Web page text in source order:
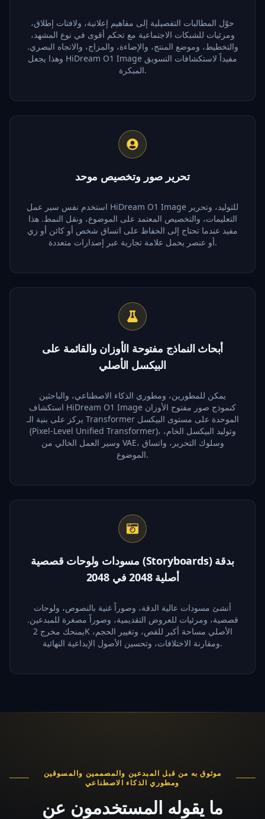
حوّل المطالبات التفصيلية إلى مفاهيم إعلانية، ولافتات إطلاق،
ومرئيات للشبكات الاجتماعية مع تحكم أقوى في نوع المشهد،
والتخطيط، وموضع المنتج، والإضاءة، والمزاج، والاتجاه البصري.
وهذا يجعل HiDream O1 Image مفيداً لاستكشافات التسويق
المبكرة.
تحرير صور وتخصيص موحد
استخدم نفس سير عمل HiDream O1 Image للتوليد، وتحرير
التعليمات، والتخصيص المعتمد على الموضوع، ونقل النمط. هذا
مفيد عندما تحتاج إلى الحفاظ على اتساق شخص أو كائن أو زي
أو عنصر يحمل علامة تجارية عبر إصدارات متعددة.
أبحاث النماذج مفتوحة الأوزان والقائمة على
البيكسل الأصلي
يمكن للمطورين، ومطوري الذكاء الاصطناعي، والباحثين
استكشاف HiDream O1 Image كنموذج صور مفتوح الأوزان
يركز على بنية الـ Transformer الموحدة على مستوى البيكسل
(Pixel-Level Unified Transformer)، وتوليد البيكسل الخام،
وسير العمل الخالي من VAE، وسلوك التحرير، واتساق
الموضوع.
مسودات ولوحات قصصية (Storyboards) بدقة
أصلية 2048 في 2048
أنشئ مسودات عالية الدقة، وصوراً غنية بالنصوص، ولوحات
قصصية، ومرئيات للعروض التقديمية، وصوراً مصغرة للمبدعين.
يمنحك مخرج 2K الأصلي مساحة أكبر للقص، وتغيير الحجم،
ومقارنة الاختلافات، وتحسين الأصول الإبداعية النهائية.
موثوق به من قبل المبدعين والمصممين والمسوقين
ومطوري الذكاء الاصطناعي
ما يقوله المستخدمون عن